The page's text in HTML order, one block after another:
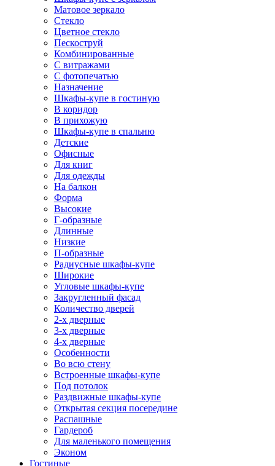
Матовое зеркало
Стекло
Цветное стекло
Пескоструй
Комбинированные
С витражами
С фотопечатью
Назначение
Шкафы-купе в гостиную
В коридор
В прихожую
Шкафы-купе в спальню
Детские
Офисные
Для книг
Для одежды
На балкон
Форма
Высокие
Г-образные
Длинные
Низкие
П-образные
Радиусные шкафы-купе
Широкие
Угловые шкафы-купе
Закругленный фасад
Количество дверей
2-х дверные
3-х дверные
4-х дверные
Особенности
Во всю стену
Встроенные шкафы-купе
Под потолок
Раздвижные шкафы-купе
Открытая секция посередине
Распашные
Гардероб
Для маленького помещения
Эконом
Гостиные